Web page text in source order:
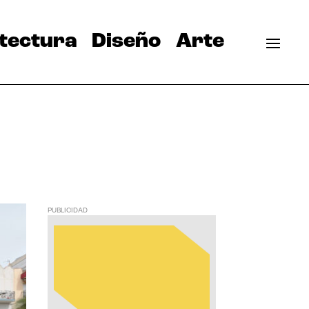
Diseño Arte
PUBLICIDAD